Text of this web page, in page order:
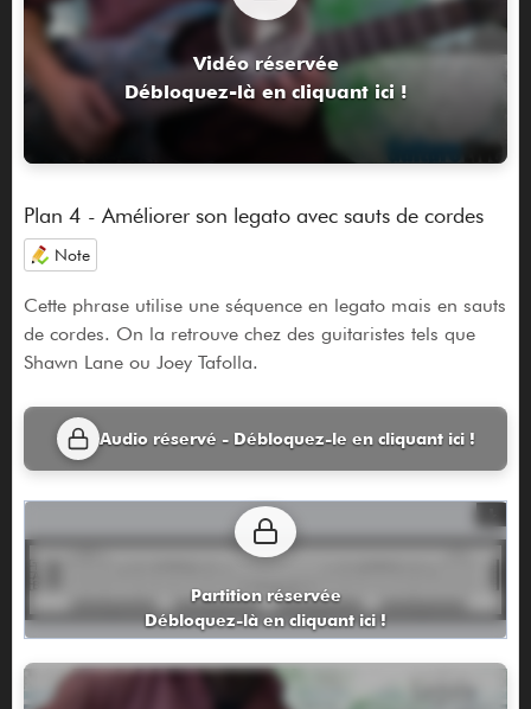
Vidéo réservée
Débloquez-là en cliquant ici !
Plan 4 - Améliorer son legato avec sauts de cordes
Note
Cette phrase utilise une séquence en legato mais en sauts
de cordes. On la retrouve chez des guitaristes tels que
Shawn Lane ou Joey Tafolla.
Audio réservé - Débloquez-le en cliquant ici !
Partition réservée
Débloquez-là en cliquant ici !